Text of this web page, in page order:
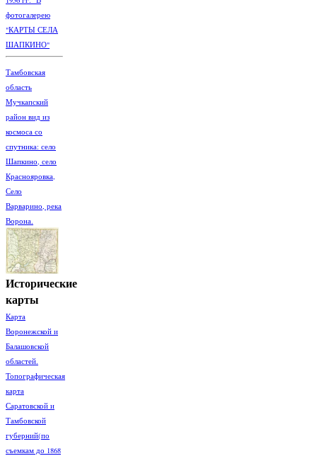
фотогалерею
"КАРТЫ СЕЛА
ШАПКИНО"
Тамбовская
область
Мучкапский
район вид из
космоса со
спутника: село
Шапкино, село
Краснояровка,
Село
Варварино, река
Ворона.
Исторические
карты
Карта
Воронежской и
Балашовской
областей.
Топографическая
карта
Саратовской и
Тамбовской
губерний(по
съемкам до 1868